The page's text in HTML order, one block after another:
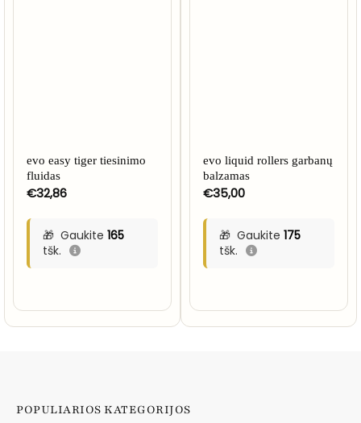
evo easy tiger tiesinimo
fluidas
€32,86
Gaukite 165
tšk.
evo liquid rollers garbanų
balzamas
€35,00
Gaukite 175
tšk.
POPULIARIOS KATEGORIJOS